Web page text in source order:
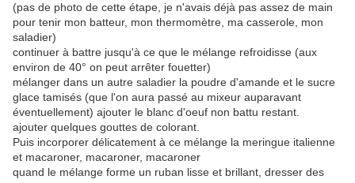
(pas de photo de cette étape, je n'avais déjà pas assez de main
pour tenir mon batteur, mon thermomètre, ma casserole, mon
saladier)
continuer à battre jusqu'à ce que le mélange refroidisse (aux
environ de 40° on peut arrêter fouetter)
mélanger dans un autre saladier la poudre d'amande et le sucre
glace tamisés (que l'on aura passé au mixeur auparavant
éventuellement) ajouter le blanc d'oeuf non battu restant.
ajouter quelques gouttes de colorant.
Puis incorporer délicatement à ce mélange la meringue italienne
et macaroner, macaroner, macaroner
quand le mélange forme un ruban lisse et brillant, dresser des